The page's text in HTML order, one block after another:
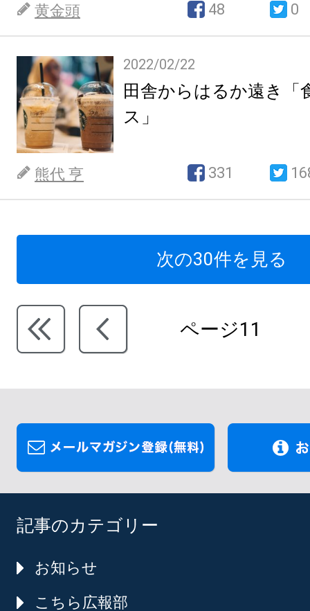
黄金頭 48 0
2022/02/22
田舎からはるか遠き「
ス」
熊代 亨 331
次の30件を見る
ページ11
記事のカテゴリー
お知らせ
こちら広報部